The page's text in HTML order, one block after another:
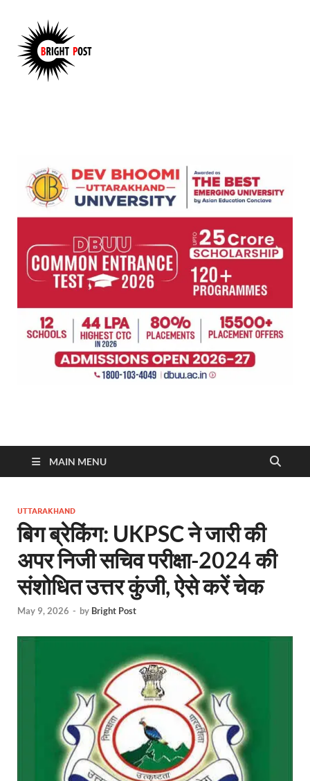
MAIN MENU
UTTARAKHAND
बिग ब्रेकिंग: UKPSC ने जारी की
अपर निजी सचिव परीक्षा-2024 की
संशोधित उत्तर कुंजी, ऐसे करें चेक
May 9, 2026 - by Bright Post